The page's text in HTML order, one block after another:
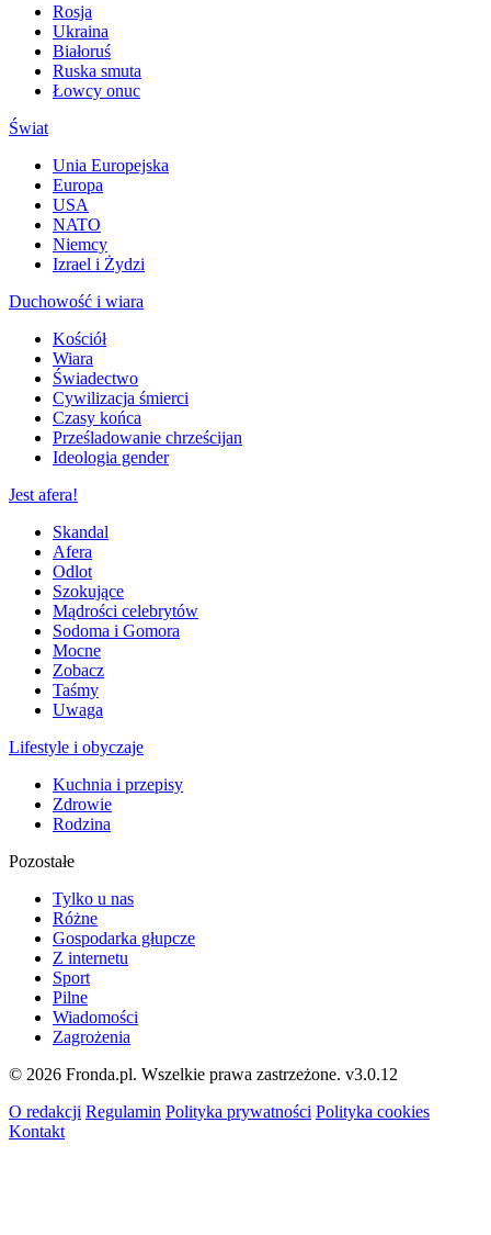
Rosja
Ukraina
Białoruś
Ruska smuta
Łowcy onuc
Świat
Unia Europejska
Europa
USA
NATO
Niemcy
Izrael i Żydzi
Duchowość i wiara
Kościół
Wiara
Świadectwo
Cywilizacja śmierci
Czasy końca
Prześladowanie chrześcijan
Ideologia gender
Jest afera!
Skandal
Afera
Odlot
Szokujące
Mądrości celebrytów
Sodoma i Gomora
Mocne
Zobacz
Taśmy
Uwaga
Lifestyle i obyczaje
Kuchnia i przepisy
Zdrowie
Rodzina
Pozostałe
Tylko u nas
Różne
Gospodarka głupcze
Z internetu
Sport
Pilne
Wiadomości
Zagrożenia
© 2026 Fronda.pl. Wszelkie prawa zastrzeżone. v3.0.12
O redakcji Regulamin Polityka prywatności Polityka cookies
Kontakt